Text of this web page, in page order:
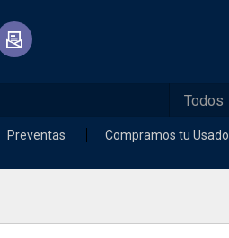
Preventas Compramos tu Usado